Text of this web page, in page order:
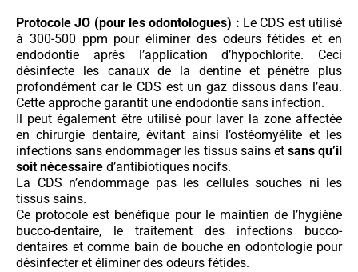
Protocole JO (pour les odontologues) : Le CDS est utilisé
à 300-500 ppm pour éliminer des odeurs fétides et en
endodontie après l’application d’hypochlorite. Ceci
désinfecte les canaux de la dentine et pénètre plus
profondément car le CDS est un gaz dissous dans l’eau.
Cette approche garantit une endodontie sans infection.
Il peut également être utilisé pour laver la zone affectée
en chirurgie dentaire, évitant ainsi l’ostéomyélite et les
infections sans endommager les tissus sains et sans qu’il
soit nécessaire d’antibiotiques nocifs.
La CDS n’endommage pas les cellules souches ni les
tissus sains.
Ce protocole est bénéfique pour le maintien de l’hygiène
bucco-dentaire, le traitement des infections bucco-
dentaires et comme bain de bouche en odontologie pour
désinfecter et éliminer des odeurs fétides.